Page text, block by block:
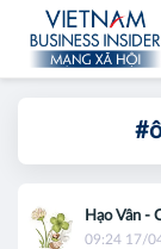
Hạo Vân -
09:24 17/